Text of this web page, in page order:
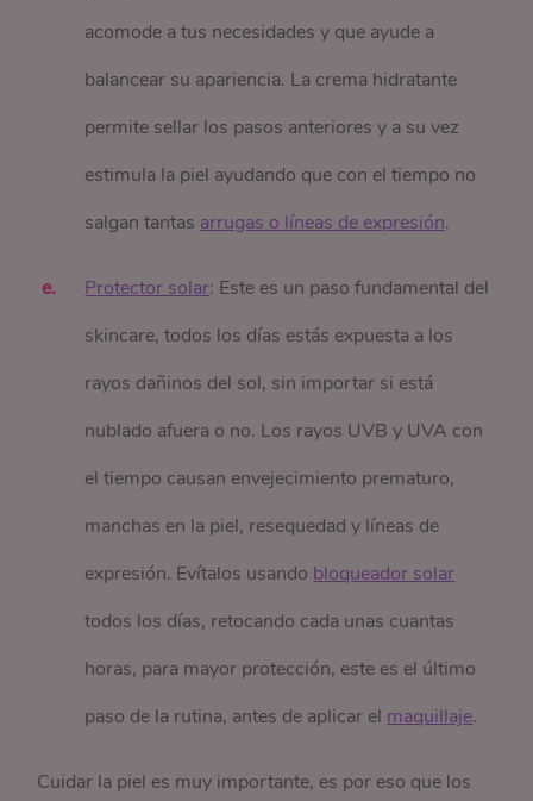
acomode a tus necesidades y que ayude a
balancear su apariencia. La crema hidratante
permite sellar los pasos anteriores y a su vez
estimula la piel ayudando que con el tiempo no
salgan tantasarrugas o líneas de expresión.
Protector solar: Este es un paso fundamental del
skincare, todos los días estás expuesta a los
rayos dañinos del sol, sin importar si está
nublado afuera o no. Los rayos UVB y UVA con
el tiempo causan envejecimiento prematuro,
manchas en la piel, resequedad y líneas de
expresión. Evítalos usandobloqueador solar
todos los días, retocando cada unas cuantas
horas, para mayor protección, este es el último
paso de la rutina, antes de aplicar elmaquillaje.
Cuidar la piel es muy importante, es por eso que los